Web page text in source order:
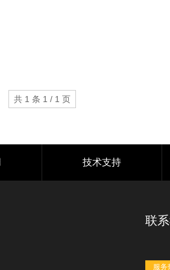
共 1 条 1 / 1 页
技术支持
联
服务